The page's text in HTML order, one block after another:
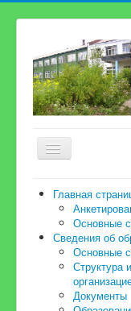
Включить/
выключить
Главная страница
Сведения об
Новости
Карта сайта
Электронная
Главная
Основные
Сведения об
Основные
Структура
Документы